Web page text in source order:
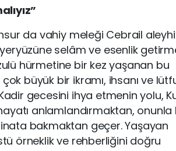
da vahiy meleği Cebrail
selâm ve esenlik
hürmetine bir kez yaşanan bu
büyük bir ikramı, ihsanı ve
gecesini ihya etmenin yolu,
anlamlandırmaktan,
bakmaktan geçer. Yaşayan
örneklik ve rehberliğini doğru